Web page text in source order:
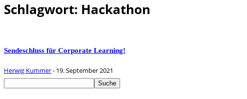
Schlagwort: Hackathon
Sendeschluss für Corporate Learning!
Herwig Kummer- 19. September 2021